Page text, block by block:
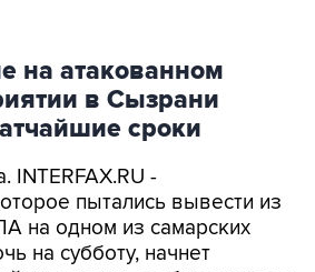
на атакованном
в Сызрани
сроки
INTERFAX.RU -
пытались вывести из
на одном из самарских
на субботу, начнет